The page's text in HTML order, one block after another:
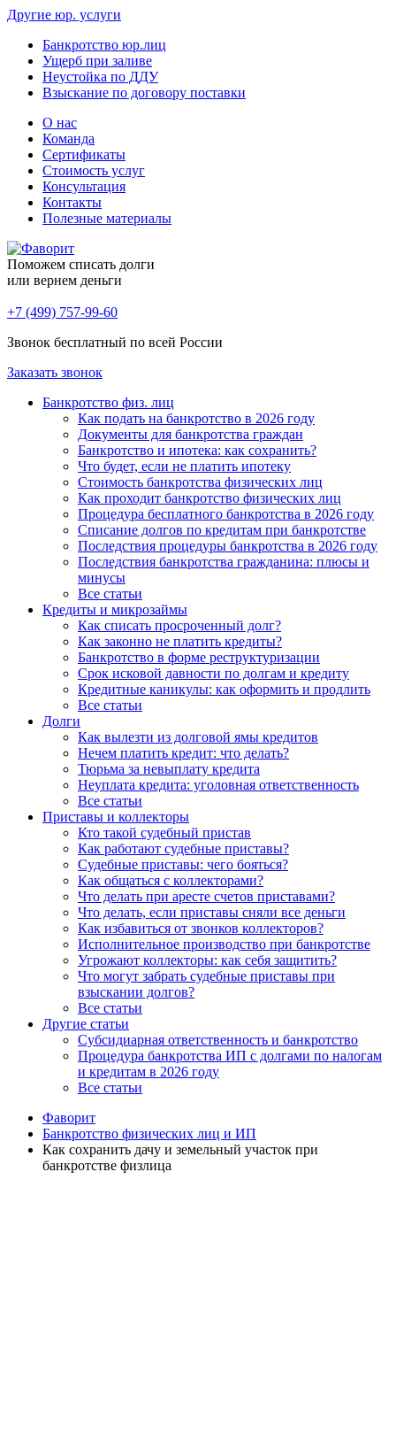
Другие юр. услуги
Банкротство юр.лиц
Ущерб при заливе
Неустойка по ДДУ
Взыскание по договору поставки
О нас
Команда
Сертификаты
Стоимость услуг
Консультация
Контакты
Полезные материалы
Поможем списать долги
или вернем деньги
+7 (499) 757-99-60
Звонок бесплатный по всей России
Заказать звонок
Банкротство физ. лиц
Как подать на банкротство в 2026 году
Документы для банкротства граждан
Банкротство и ипотека: как сохранить?
Что будет, если не платить ипотеку
Стоимость банкротства физических лиц
Как проходит банкротство физических лиц
Процедура бесплатного банкротства в 2026 году
Списание долгов по кредитам при банкротстве
Последствия процедуры банкротства в 2026 году
Последствия банкротства гражданина: плюсы и
минусы
Все статьи
Кредиты и микрозаймы
Как списать просроченный долг?
Как законно не платить кредиты?
Банкротство в форме реструктуризации
Срок исковой давности по долгам и кредиту
Кредитные каникулы: как оформить и продлить
Все статьи
Долги
Как вылезти из долговой ямы кредитов
Нечем платить кредит: что делать?
Тюрьма за невыплату кредита
Неуплата кредита: уголовная ответственность
Все статьи
Приставы и коллекторы
Кто такой судебный пристав
Как работают судебные приставы?
Судебные приставы: чего бояться?
Как общаться с коллекторами?
Что делать при аресте счетов приставами?
Что делать, если приставы сняли все деньги
Как избавиться от звонков коллекторов?
Исполнительное производство при банкротстве
Угрожают коллекторы: как себя защитить?
Что могут забрать судебные приставы при
взыскании долгов?
Все статьи
Другие статьи
Субсидиарная ответственность и банкротство
Процедура банкротства ИП с долгами по налогам
и кредитам в 2026 году
Все статьи
Фаворит
Банкротство физических лиц и ИП
Как сохранить дачу и земельный участок при
банкротстве физлица